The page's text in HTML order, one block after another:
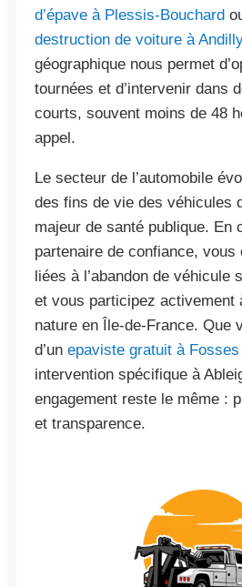
d’épave à Plessis-Bouchard
destruction de voiture à Andilly
géographique nous permet
tournées et d’intervenir dans
courts, souvent moins de 48
appel.
Le secteur de l’automobile
des fins de vie des véhicules
majeur de santé publique. En
partenaire de confiance, vous
liées à l’abandon de véhicule
et vous participez activement
nature en Île-de-France. Que
d’un epaviste gratuit à Fosses
intervention spécifique à
engagement reste le même :
et transparence.